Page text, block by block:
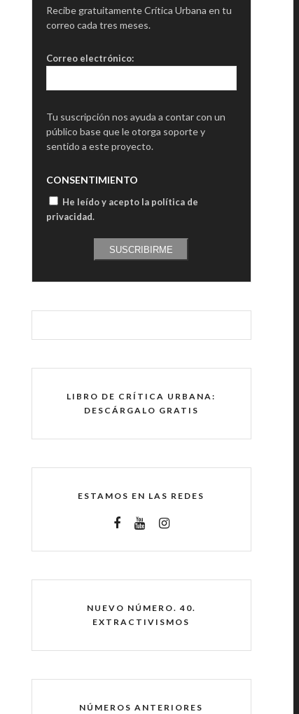
Recibe gratuitamente Crítica Urbana en tu
correo cada tres meses.
Correo electrónico:
Tu suscripción nos ayuda a contar con un
público base que le otorga soporte y
sentido a este proyecto.
CONSENTIMIENTO
He leído y acepto la política de
privacidad.
SUSCRIBIRME
LIBRO DE CRÍTICA URBANA:
DESCÁRGALO GRATIS
ESTAMOS EN LAS REDES
NUEVO NÚMERO. 40.
EXTRACTIVISMOS
NÚMEROS ANTERIORES